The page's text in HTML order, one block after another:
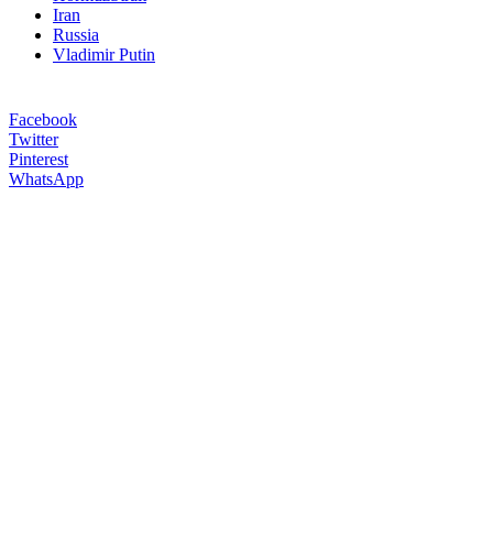
Iran
Russia
Vladimir Putin
Facebook
Twitter
Pinterest
WhatsApp